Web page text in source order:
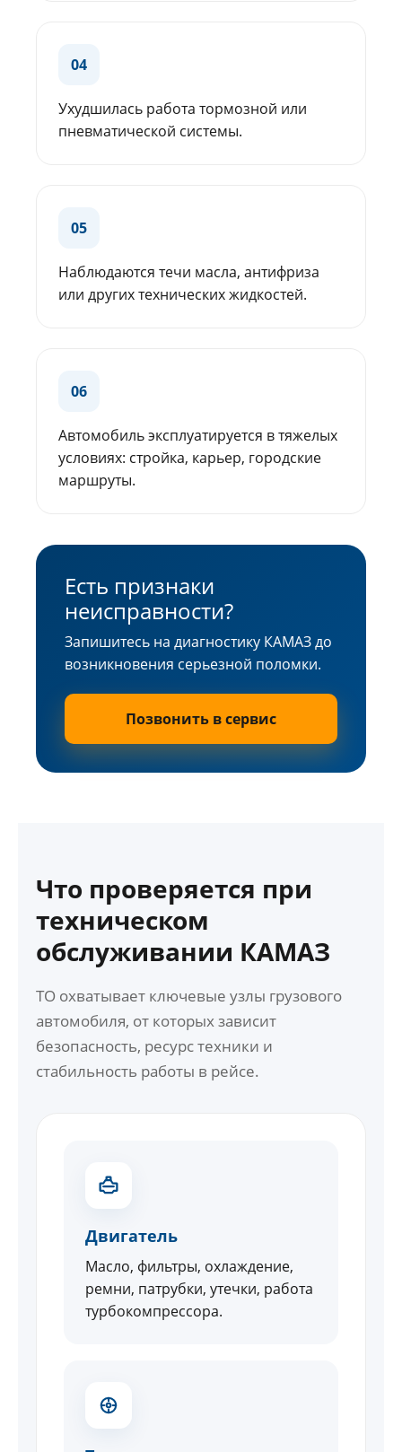
04
Ухудшилась работа тормозной или
пневматической системы.
05
Наблюдаются течи масла, антифриза
или других технических жидкостей.
06
Автомобиль эксплуатируется в тяжелых
условиях: стройка, карьер, городские
маршруты.
Есть признаки
неисправности?
Запишитесь на диагностику КАМАЗ до
возникновения серьезной поломки.
Позвонить в сервис
Что проверяется при
техническом
обслуживании КАМАЗ
ТО охватывает ключевые узлы грузового
автомобиля, от которых зависит
безопасность, ресурс техники и
стабильность работы в рейсе.
Двигатель
Масло, фильтры, охлаждение,
ремни, патрубки, утечки, работа
турбокомпрессора.